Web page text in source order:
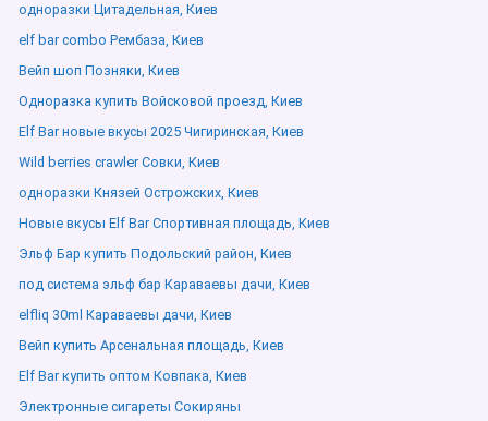
одноразки Цитадельная, Киев
elf bar combo Рембаза, Киев
Вейп шоп Позняки, Киев
Одноразка купить Войсковой проезд, Киев
Elf Bar новые вкусы 2025 Чигиринская, Киев
Wild berries crawler Совки, Киев
одноразки Князей Острожских, Киев
Новые вкусы Elf Bar Спортивная площадь, Киев
Эльф Бар купить Подольский район, Киев
под система эльф бар Караваевы дачи, Киев
elfliq 30ml Караваевы дачи, Киев
Вейп купить Арсенальная площадь, Киев
Elf Bar купить оптом Ковпака, Киев
Электронные сигареты Сокиряны